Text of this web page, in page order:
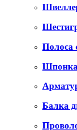
Полоса
Шпонка
Балка